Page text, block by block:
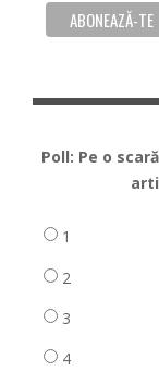
Poll: Pe o
1
2
3
4